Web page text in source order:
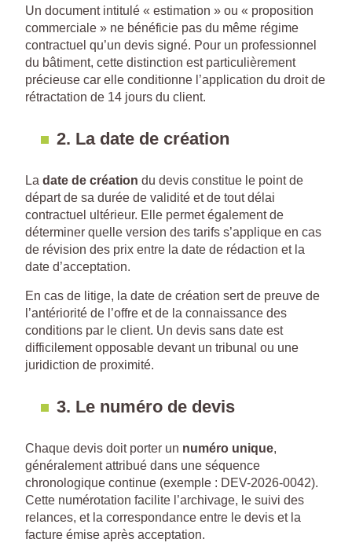
Un document intitulé « estimation » ou « proposition
commerciale » ne bénéficie pas du même régime
contractuel qu’un devis signé. Pour un professionnel
du bâtiment, cette distinction est particulièrement
précieuse car elle conditionne l’application du droit de
rétractation de 14 jours du client.
2. La date de création
La date de création du devis constitue le point de
départ de sa durée de validité et de tout délai
contractuel ultérieur. Elle permet également de
déterminer quelle version des tarifs s’applique en cas
de révision des prix entre la date de rédaction et la
date d’acceptation.
En cas de litige, la date de création sert de preuve de
l’antériorité de l’offre et de la connaissance des
conditions par le client. Un devis sans date est
difficilement opposable devant un tribunal ou une
juridiction de proximité.
3. Le numéro de devis
Chaque devis doit porter un numéro unique,
généralement attribué dans une séquence
chronologique continue (exemple : DEV-2026-0042).
Cette numérotation facilite l’archivage, le suivi des
relances, et la correspondance entre le devis et la
facture émise après acceptation.